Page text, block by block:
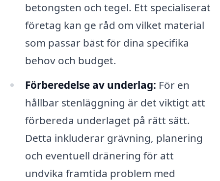
betongsten och tegel. Ett specialiserat
företag kan ge råd om vilket material
som passar bäst för dina specifika
behov och budget.
Förberedelse av underlag: För en
hållbar stenläggning är det viktigt att
förbereda underlaget på rätt sätt.
Detta inkluderar grävning, planering
och eventuell dränering för att
undvika framtida problem med